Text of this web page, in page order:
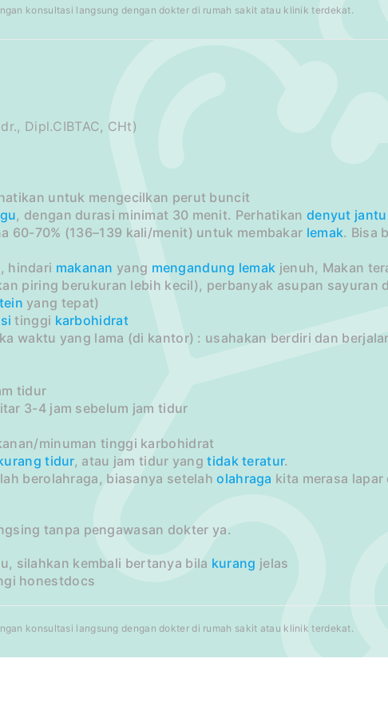
konsultasi langsung dengan dokter di rumah sakit atau klinik terdekat.
Dipl.CIBTAC, CHt)
untuk mengecilkan perut buncit
, dengan durasi minimat 30 menit. Perhatikan denyut
60-70% (136–139 kali/menit) untuk membakar lemak. Bisa
, hindari makanan yang mengandung lemak jenuh, Makan
piring berukuran lebih kecil), perbanyak asupan sayuran
yang tepat)
tinggi karbohidrat
waktu yang lama (di kantor) : usahakan berdiri dan
tidur
3-4 jam sebelum jam tidur
minuman tinggi karbohidrat
tidur, atau jam tidur yangtidak teratur.
berolahraga, biasanya setelaholahraga kita merasa
tanpa pengawasan dokter ya.
silahkan kembali bertanya bila kurang jelas
honestdocs
konsultasi langsung dengan dokter di rumah sakit atau klinik terdekat.